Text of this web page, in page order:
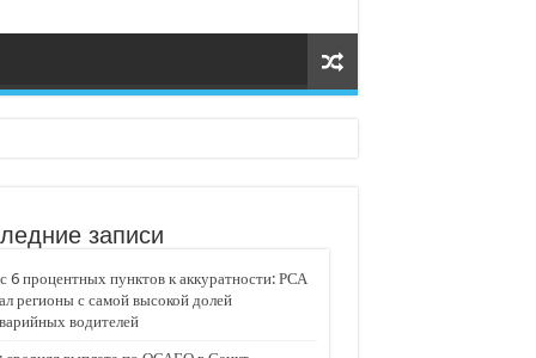
«Движение»
записи
6 процентных пунктов к аккуратности: РСА
регионы с самой высокой долей
водителей